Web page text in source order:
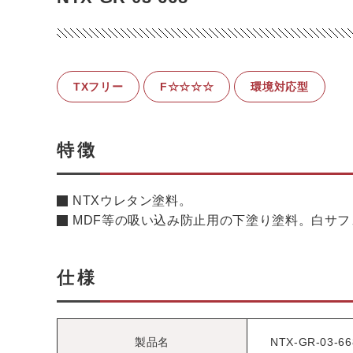
TXフリー F☆☆☆☆ 環境対応型
特徴
NTXウレタン塗料。
MDF等の吸い込み防止用の下塗り塗料。白サ
仕様
製品名 NTX-GR-03-